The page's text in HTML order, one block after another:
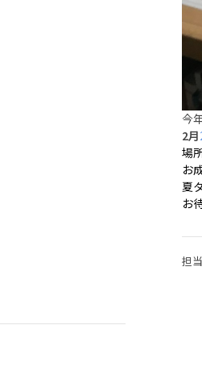
今
2月
場
お
夏
お
担